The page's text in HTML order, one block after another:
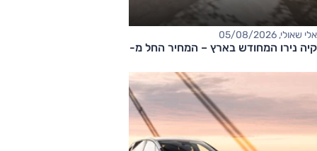
אלי שאולי, 05/08/2026
קיה נירו המחודש בארץ – המחיר החל מ-177,000 שקלים